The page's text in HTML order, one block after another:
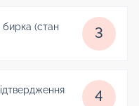
бирка (стан
3
4